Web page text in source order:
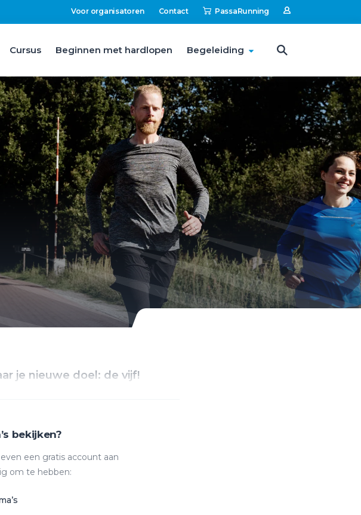
Voor organisatoren Contact PassaRunning
Cursus Beginnen met hardlopen Begeleiding
je nieuwe doel: de vijf!
bekijken?
een gratis account aan
om te hebben: